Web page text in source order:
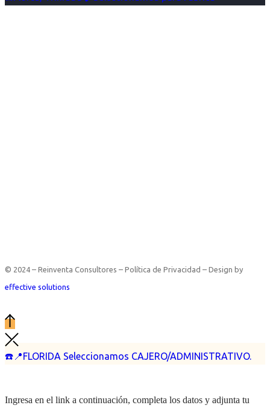
☎️📍FLORIDA Seleccionamos CAJERO/ADMINISTRATIVO.
© 2024 – Reinventa Consultores – Política de Privacidad – Design by
effective solutions
Ingresa en el link a continuación, completa los datos y adjunta tu